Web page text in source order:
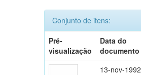
Conjunto de itens:
Pré-
visualização
Data do
documento
13-nov-1992